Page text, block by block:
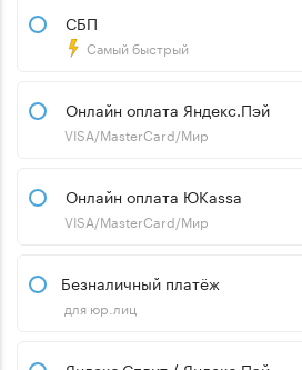
СБП
Самый быстрый
Онлайн оплата Яндекс.Пэй
VISA/MasterCard/Мир
Онлайн оплата ЮKassa
VISA/MasterCard/Мир
Безналичный платёж
для юр.лиц